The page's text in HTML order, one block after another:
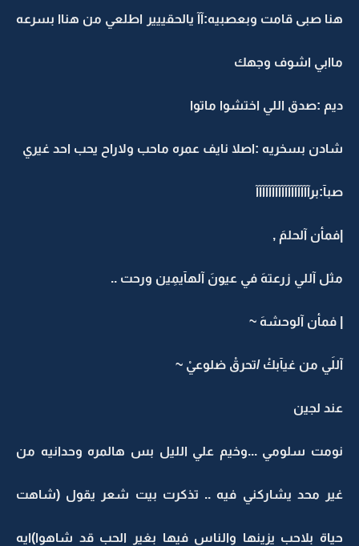
هنا صبى قامت وبعصبيه:آآ يالحقييير اطلعي من هناا بسرعه
ماابي اشوف وجهك
ديم :صدق اللي اختشوا ماتوا
شادن بسخريه :اصلا نايف عمره ماحب ولاراح يحب احد غيري
صبآ:برآآآآآآآآآآآآآآآآآ
|فمأن آلحلمَ ,
مثل آللي زرعتهَ في عيونَ آلهآيمِين ورحت ..
| فمأن آلوحشهَ ~
آللَي من غيآبكْ /تحرقْ ضلوعيْ ~
عند لجين
نومت سلومي ...وخيم علي الليل بس هالمره وحدانيه من
غير محد يشاركني فيه .. تذكرت بيت شعر يقول (شاهت
حياة بلاحب يزينها والناس فيها بغير الحب قد شاهوا)ايه